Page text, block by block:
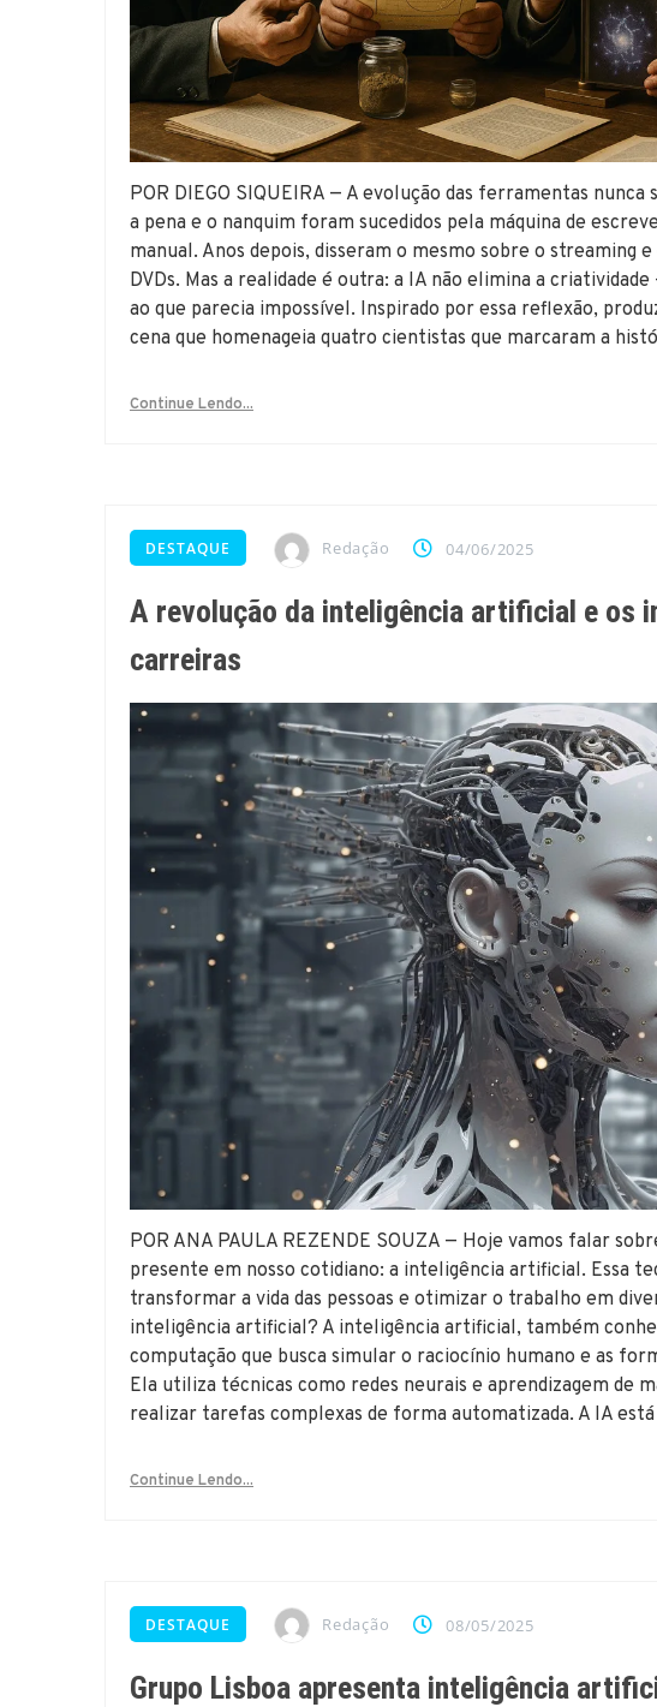
POR DIEGO SIQUEIRA — A evolução das ferramentas
a pena e o nanquim foram sucedidos pela máquina de
manual. Anos depois, disseram o mesmo sobre o streaming
DVDs. Mas a realidade é outra: a IA não elimina a
ao que parecia impossível. Inspirado por essa reflexão,
cena que homenageia quatro cientistas que marcaram a
Continue Lendo...
DESTAQUE Redação 04/06/2025
A revolução da inteligência artificial e os
carreiras
POR ANA PAULA REZENDE SOUZA — Hoje vamos falar
presente em nosso cotidiano: a inteligência artificial. Essa
transformar a vida das pessoas e otimizar o trabalho em
inteligência artificial? A inteligência artificial, também
computação que busca simular o raciocínio humano e as
Ela utiliza técnicas como redes neurais e aprendizagem de
realizar tarefas complexas de forma automatizada. A IA
Continue Lendo...
DESTAQUE Redação 08/05/2025
Grupo Lisboa apresenta inteligência